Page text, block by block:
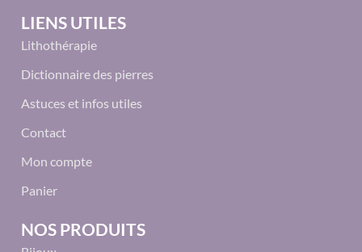
LIENS UTILES
Lithothérapie
Dictionnaire des pierres
Astuces et infos utiles
Contact
Mon compte
Panier
NOS PRODUITS